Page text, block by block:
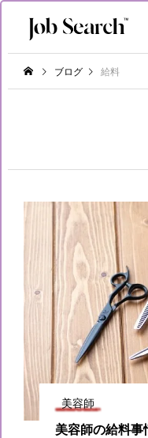
ブログ 給料
美容師
美容師の給料事